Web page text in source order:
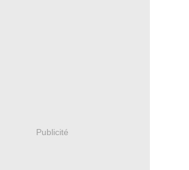
Publicité